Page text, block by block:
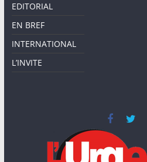
EDITORIAL
EN BREF
INTERNATIONAL
L’INVITE